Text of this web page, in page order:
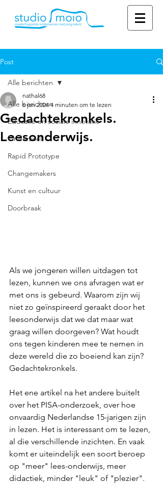
Post
Alle berichten
Educatie en sociale innovatie
Onderzoek
Rapid Prototype
Changemakers
Kunst en cultuur
Doorbraak
Alle berichten
Gedachtekronkels.
Leesonderwijs.
nathal68
6 jan 2024 4 minuten om te lezen
Als we jongeren willen uitdagen tot
lezen, kunnen we ons afvragen wat er
met ons is gebeurd. Waarom zijn wij
niet zo geïnspireerd geraakt door het
leesonderwijs dat we dat maar wat
graag willen doorgeven? Wat houdt
ons tegen kinderen mee te nemen in
deze wereld die zo boeiend kan zijn?
Gedachtekronkels.
Het ene artikel na het andere buitelt
over het PISA-onderzoek, over hoe
onvaardig Nederlandse 15-jarigen zijn
in lezen. Het is interessant om te lezen,
al die verschillende inzichten. En vaak
komt er uiteindelijk een soort beroep
op "meer" lees-onderwijs, meer
didactiek, minder "leuk" of "plezier".